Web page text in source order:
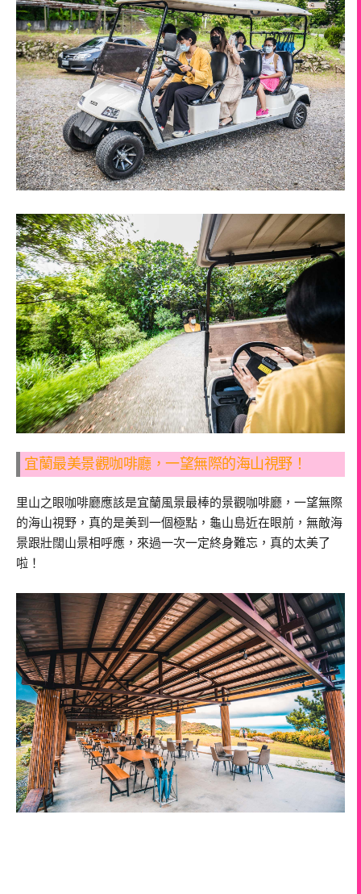
宜蘭最美景觀咖啡廳，一望無際的海山視野！
里山之眼咖啡廳應該是宜蘭風景最棒的景觀咖啡廳，一望無際
的海山視野，真的是美到一個極點，龜山島近在眼前，無敵海
景跟壯闊山景相呼應，來過一次一定終身難忘，真的太美了
啦！